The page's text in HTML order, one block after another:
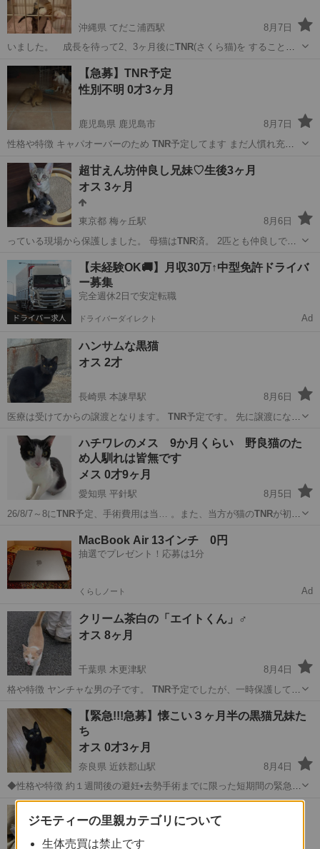
沖縄県 てだこ浦西駅
8月7日
いました。 成長を待って2、3ヶ月後にTNR(さくら猫)を することも
沖縄 うるま市 てだこ浦西駅
【急募】TNR予定
性別不明 0才3ヶ月
鹿児島県 鹿児島市
8月7日
性格や特徴 キャパオーバーのため TNR予定してます まだ人慣れ充分
鹿児島 鹿児島市 TNR
超甘えん坊仲良し兄妹♡生後3ヶ月
オス 3ヶ月
東京都 梅ヶ丘駅
8月6日
っている現場から保護しました。 母猫はTNR済。 2匹とも仲良しで、
東京 世田谷区 梅ヶ丘駅 猫 仲良し
【未経験OK🚚】月収30万↑中型免許ドライバ
ー募集
完全週休2日で安定転職
ドライバーダイレクト Ad
ハンサムな黒猫
オス 2才
長崎県 本諫早駅
8月6日
医療は受けてからの譲渡となります。 TNR予定です。 先に譲渡になっ
長崎 諫早市 動画
ハチワレのメス 9か月くらい 野良猫のた
め人馴れは皆無です
メス 0才9ヶ月
愛知県 平針駅
8月5日
26/8/7～8にTNR予定、手術費用は当… 。また、当方が猫のTNRが初め
MacBook Air 13インチ 0円
抽選でプレゼント！応募は1分
くらしノート Ad
クリーム茶白の「エイトくん」♂
オス 8ヶ月
千葉県 木更津駅
8月4日
格や特徴 ヤンチャな男の子です。 TNR予定でしたが、一時保護してい
千葉 木更津市 木更津駅 猫 クリーム
【緊急!!!急募】懐こい３ヶ月半の黒猫兄妹た
ち
オス 0才3ヶ月
奈良県 近鉄郡山駅
8月4日
◆性格や特徴 約１週間後の避妊•去勢手術までに限った短期間の緊急募
集です。たくさんの保護＆里親募集をしているため余力がなく、保護
スペースもありませんので、避妊•去勢手術が済めばもといた場所にリ
ターンせざるを得ない状況です。 ...
奈良 大和郡山市 近鉄郡山駅 猫 去勢手術
とても優しい りんちゃん
メス 3才
ジモティーの里親カテゴリについて
生体売買は禁止です